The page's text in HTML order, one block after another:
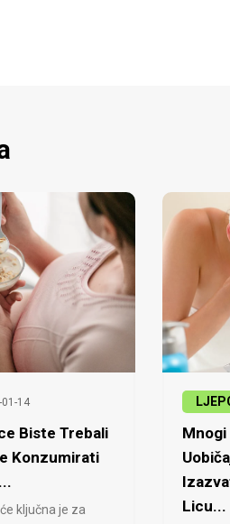
14
Biste Trebali
Konzumirati
ključna je za
Mnogi
Licu...